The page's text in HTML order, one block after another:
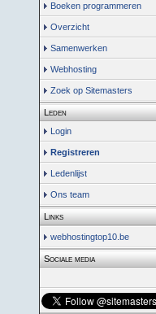
Boeken programmeren
Overzicht
Samenwerken
Webhosting
Zoek op Sitemasters
Leden
Login
Registreren
Ledenlijst
Ons team
Links
webhostingtop10.be
Sociale media